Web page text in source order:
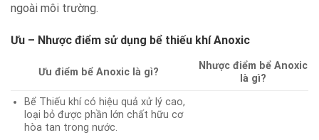
ngoài môi trường.
Ưu – Nhược điểm sử dụng bể thiếu khí Anoxic
Ưu điểm bể Anoxic là gì?
Nhược điểm bể Anoxic
là gì?
Bể Thiếu khí có hiệu quả xử lý cao,
loại bỏ được phần lớn chất hữu cơ
hòa tan trong nước.